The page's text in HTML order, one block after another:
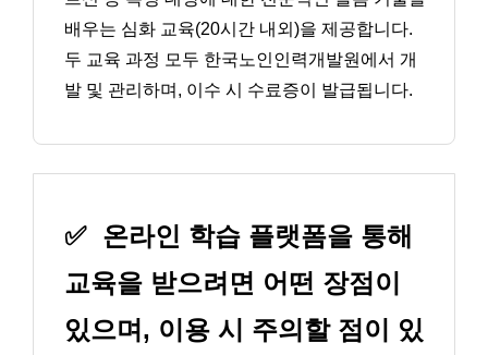
배우는 심화 교육(20시간 내외)을 제공합니다.
두 교육 과정 모두 한국노인인력개발원에서 개
발 및 관리하며, 이수 시 수료증이 발급됩니다.
✅ 온라인 학습 플랫폼을 통해
교육을 받으려면 어떤 장점이
있으며, 이용 시 주의할 점이 있